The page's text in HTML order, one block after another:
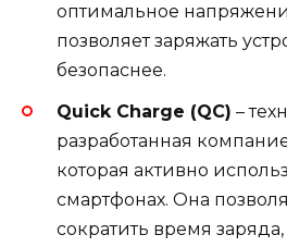
оптимальное
позволяет заряжать
безопаснее.
Quick Charge (QC) –
разработанная
которая активно
смартфонах. Она
сократить время